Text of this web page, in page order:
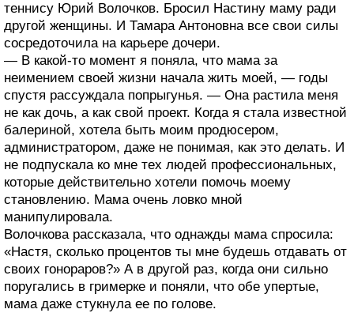
теннису Юрий Волочков. Бросил Настину маму ради
другой женщины. И Тамара Антоновна все свои силы
сосредоточила на карьере дочери.
— В какой-то момент я поняла, что мама за
неимением своей жизни начала жить моей, — годы
спустя рассуждала попрыгунья. — Она растила меня
не как дочь, а как свой проект. Когда я стала известной
балериной, хотела быть моим продюсером,
администратором, даже не понимая, как это делать. И
не подпускала ко мне тех людей профессиональных,
которые действительно хотели помочь моему
становлению. Мама очень ловко мной
манипулировала.
Волочкова рассказала, что однажды мама спросила:
«Настя, сколько процентов ты мне будешь отдавать от
своих гонораров?» А в другой раз, когда они сильно
поругались в гримерке и поняли, что обе упертые,
мама даже стукнула ее по голове.